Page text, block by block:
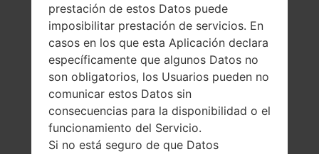
prestación de estos Datos puede
imposibilitar prestación de servicios. En
casos en los que esta Aplicación declara
específicamente que algunos Datos no
son obligatorios, los Usuarios pueden no
comunicar estos Datos sin
consecuencias para la disponibilidad o el
funcionamiento del Servicio.
Si no está seguro de que Datos